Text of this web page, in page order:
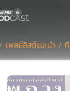
เพลย์ลิสต์แนะนำ /